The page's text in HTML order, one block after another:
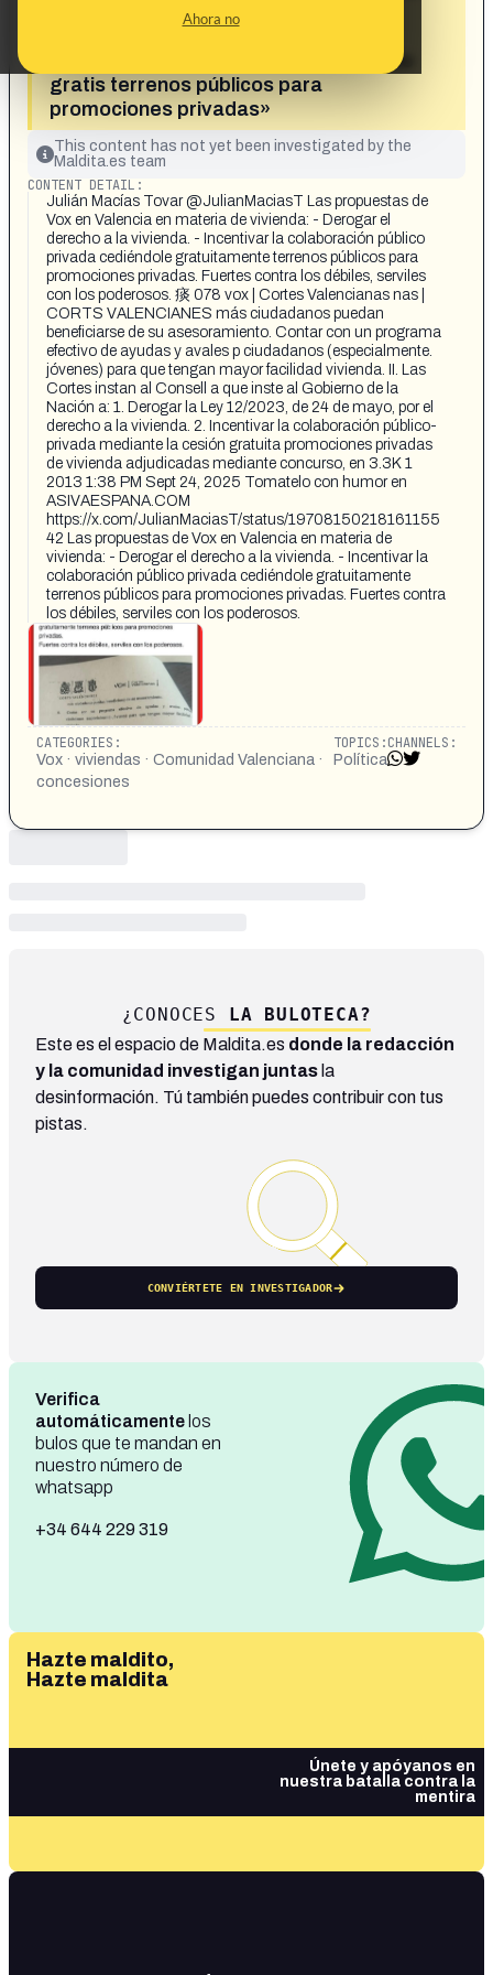
Ahora no
Valenciana en vivienda: derogar el
colaboración público-privada cediendo
gratis terrenos públicos para
promociones privadas»
This content has not yet been investigated by the
Maldita.es team
CONTENT DETAIL:
Julián Macías Tovar @JulianMaciasT Las propuestas de
Vox en Valencia en materia de vivienda: - Derogar el
derecho a la vivienda. - Incentivar la colaboración público
privada cediéndole gratuitamente terrenos públicos para
promociones privadas. Fuertes contra los débiles, serviles
con los poderosos. 痰 078 vox | Cortes Valencianas nas |
CORTS VALENCIANES más ciudadanos puedan
beneficiarse de su asesoramiento. Contar con un programa
efectivo de ayudas y avales p ciudadanos (especialmente.
jóvenes) para que tengan mayor facilidad vivienda. II. Las
Cortes instan al Consell a que inste al Gobierno de la
Nación a: 1. Derogar la Ley 12/2023, de 24 de mayo, por el
derecho a la vivienda. 2. Incentivar la colaboración público-
privada mediante la cesión gratuita promociones privadas
de vivienda adjudicadas mediante concurso, en 3.3K 1
2013 1:38 PM Sept 24, 2025 Tomatelo con humor en
ASIVAESPANA.COM
https://x.com/JulianMaciasT/status/19708150218161155
42 Las propuestas de Vox en Valencia en materia de
vivienda: - Derogar el derecho a la vivienda. - Incentivar la
colaboración público privada cediéndole gratuitamente
terrenos públicos para promociones privadas. Fuertes contra
los débiles, serviles con los poderosos.
CATEGORIES:
Vox · viviendas · Comunidad Valenciana ·
concesiones
TOPICS:
Política
CHANNELS:
¿CONOCES LA BULOTECA?
Este es el espacio de Maldita.es donde la redacción
y la comunidad investigan juntas la
desinformación. Tú también puedes contribuir con tus
pistas.
CONVIÉRTETE EN INVESTIGADOR
Verifica
automáticamente los
bulos que te mandan en
nuestro número de
whatsapp
+34 644 229 319
Hazte maldito,
Hazte maldita
Únete y apóyanos en
nuestra batalla contra la
mentira